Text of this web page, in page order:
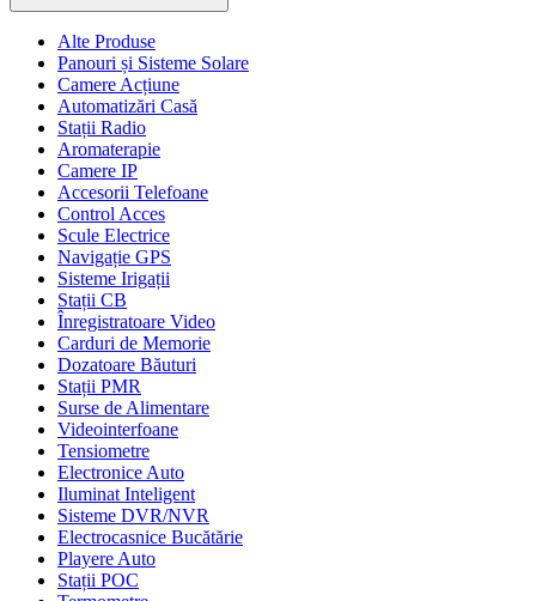
Alte Produse
Panouri și Sisteme Solare
Camere Acțiune
Automatizări Casă
Stații Radio
Aromaterapie
Camere IP
Accesorii Telefoane
Control Acces
Scule Electrice
Navigație GPS
Sisteme Irigații
Stații CB
Înregistratoare Video
Carduri de Memorie
Dozatoare Băuturi
Stații PMR
Surse de Alimentare
Videointerfoane
Tensiometre
Electronice Auto
Iluminat Inteligent
Sisteme DVR/NVR
Electrocasnice Bucătărie
Playere Auto
Stații POC